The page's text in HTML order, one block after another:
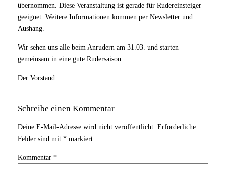
übernommen. Diese Veranstaltung ist gerade für Rudereinsteiger
geeignet. Weitere Informationen kommen per Newsletter und
Aushang.
Wir sehen uns alle beim Anrudern am 31.03. und starten
gemeinsam in eine gute Rudersaison.
Der Vorstand
Schreibe einen Kommentar
Deine E-Mail-Adresse wird nicht veröffentlicht. Erforderliche
Felder sind mit *markiert
Kommentar *